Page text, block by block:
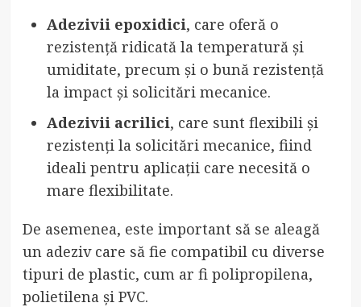
Adezivii epoxidici, care oferă o
rezistență ridicată la temperatură și
umiditate, precum și o bună rezistență
la impact și solicitări mecanice.
Adezivii acrilici, care sunt flexibili și
rezistenți la solicitări mecanice, fiind
ideali pentru aplicații care necesită o
mare flexibilitate.
De asemenea, este important să se aleagă
un adeziv care să fie compatibil cu diverse
tipuri de plastic, cum ar fi polipropilena,
polietilena și PVC.